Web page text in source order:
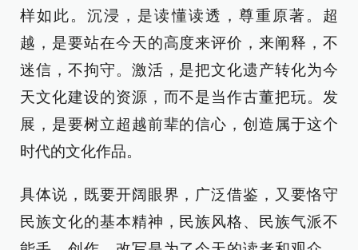
样如此。沉浸，是读懂读透，尊重原著。超
越，是要站在今天的高度来评价，来阐释，不
迷信，不拘守。激活，是把文化遗产转化为今
天文化建设的资源，而不是当作古董把玩。发
展，是要树立超越前辈的信心，创造属于这个
时代的文化作品。
具体说，既要开阔眼界，广泛借鉴，又要恪守
民族文化的基本精神，民族风格、民族气派不